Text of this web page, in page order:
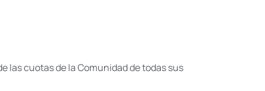
las cuotas de la Comunidad de todas sus